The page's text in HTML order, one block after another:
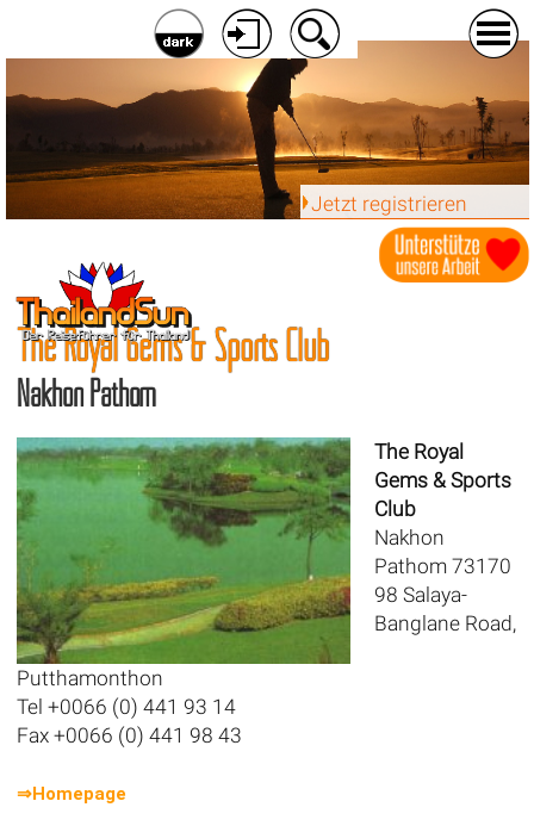
Jetzt registrieren
The Royal Gems & Sports Club
Nakhon Pathom
The Royal
Gems & Sports
Club
Nakhon
Pathom 73170
98 Salaya-
Banglane Road,
Putthamonthon
Tel +0066 (0) 441 93 14
Fax +0066 (0) 441 98 43
⇒Homepage